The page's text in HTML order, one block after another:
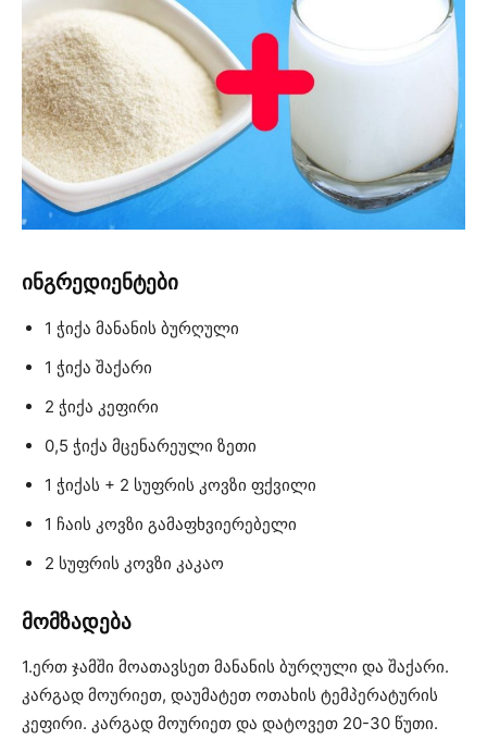
ინგრედიენტები
1 ჭიქა მანანის ბურღული
1 ჭიქა შაქარი
2 ჭიქა კეფირი
0,5 ჭიქა მცენარეული ზეთი
1 ჭიქას + 2 სუფრის კოვზი ფქვილი
1 ჩაის კოვზი გამაფხვიერებელი
2 სუფრის კოვზი კაკაო
მომზადება
1.ერთ ჯამში მოათავსეთ მანანის ბურღული და შაქარი.
კარგად მოურიეთ, დაუმატეთ ოთახის ტემპერატურის
კეფირი. კარგად მოურიეთ და დატოვეთ 20-30 წუთი.